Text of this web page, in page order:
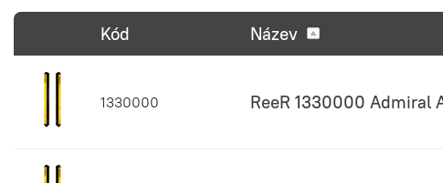
Kód Název
1330000 ReeR 1330000 Admiral